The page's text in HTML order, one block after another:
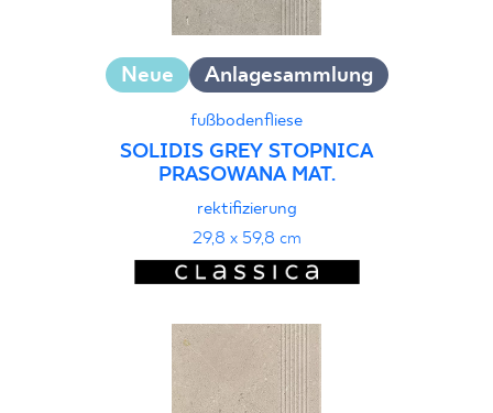
Neue Anlagesammlung
fußbodenfliese
SOLIDIS GREY STOPNICA
PRASOWANA MAT.
rektifizierung
29,8 x 59,8 cm